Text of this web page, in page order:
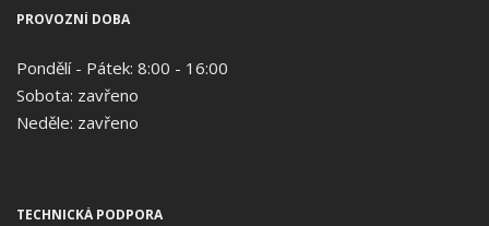
PROVOZNÍ DOBA
Pondělí - Pátek: 8:00 - 16:00
Sobota: zavřeno
Neděle: zavřeno
TECHNICKÁ PODPORA